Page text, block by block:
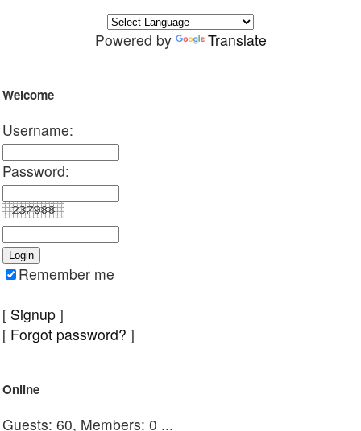
Powered by Translate
Welcome
Username:
Password:
Remember me
[ Signup ]
[ Forgot password? ]
Online
Guests: 60, Members: 0 ...